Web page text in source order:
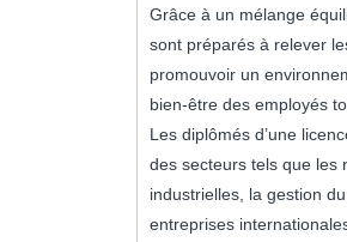
Grâce à un mélange
sont préparés à relever
promouvoir un
bien-être des employés
Les diplômés d’une
des secteurs tels que les
industrielles, la gestion
entreprises